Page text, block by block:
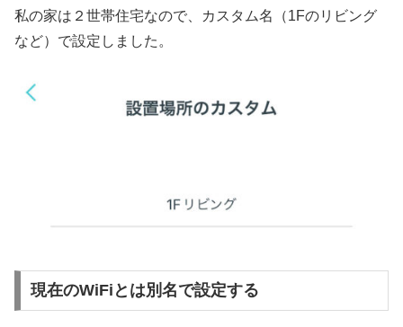
私の家は２世帯住宅なので、カスタム名（1Fのリビング
など）で設定しました。
現在のWiFiとは別名で設定する